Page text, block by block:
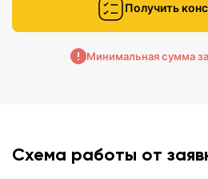
Получить
Минимальная сумма
Схема работы от